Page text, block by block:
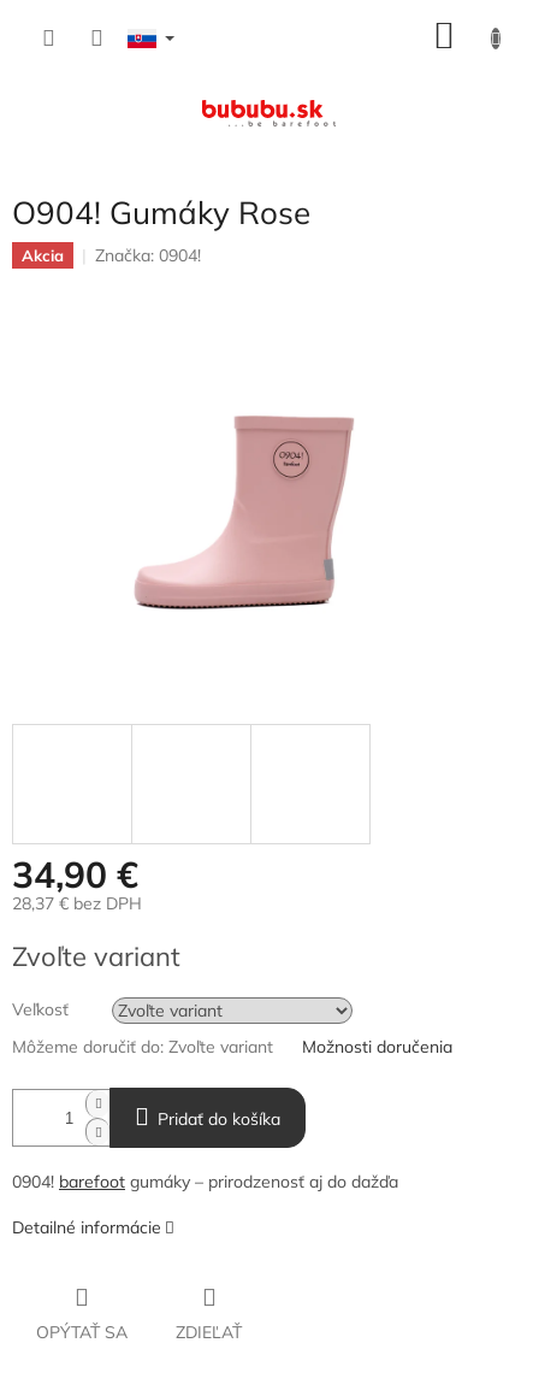
O904! Gumáky Rose
Akcia Značka: 0904!
34,90 €
28,37 € bez DPH
cena:
Zvoľte variant
Veľkosť
Môžeme doručiť do: Zvoľte variant Možnosti doručenia
Pridať do košíka
0904! barefoot gumáky – prirodzenosť aj do dažďa
Detailné informácie
OPÝTAŤ SA ZDIEĽAŤ